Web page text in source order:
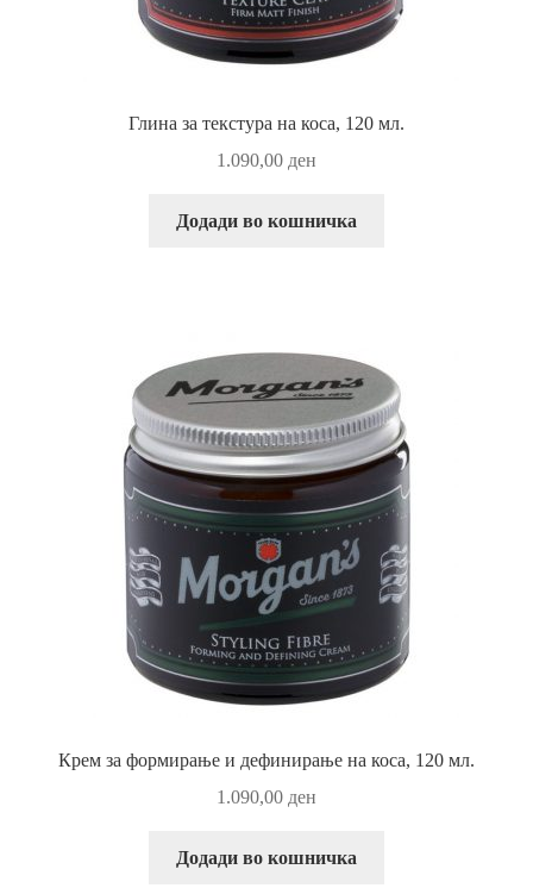
Глина за текстура на коса, 120 мл.
1.090,00 ден
Додади во кошничка
Крем за формирање и дефинирање на коса, 120 мл.
1.090,00 ден
Додади во кошничка